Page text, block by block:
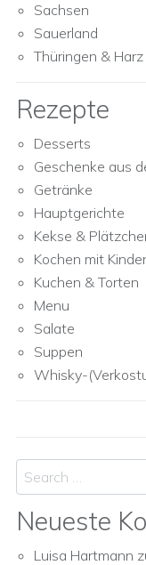
Sachsen
Sauerland
Thüringen & Harz
Rezepte
Desserts
Geschenke aus
Getränke
Hauptgerichte
Kekse &
Kochen mit
Kuchen & Torten
Menu
Salate
Suppen
Whisky-
Search
Neueste
Luisa Hartmann